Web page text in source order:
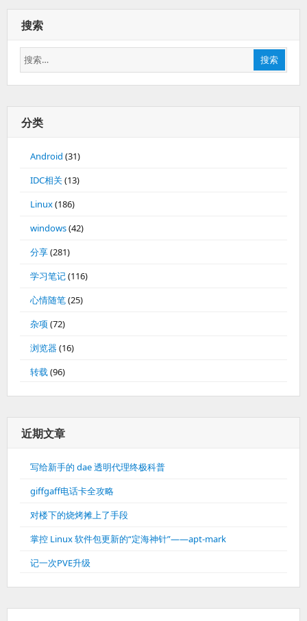
搜索
搜
索：
搜索
分类
Android (31)
IDC相关(13)
Linux(186)
windows(42)
分享(281)
学习笔记(116)
心情随笔(25)
杂项 (72)
浏览器(16)
转载(96)
近期文章
写给新手的 dae 透明代理终极科普
giffgaff电话卡全攻略
对楼下的烧烤摊上了手段
掌控 Linux 软件包更新的“定海神针”——apt-mark
记一次PVE升级